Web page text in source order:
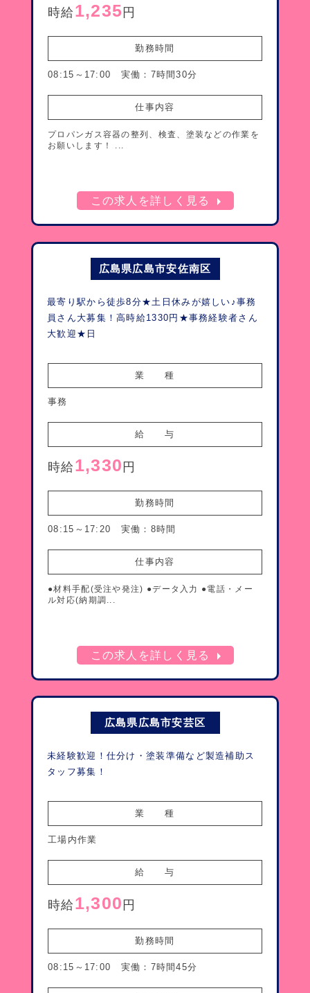
時給 1,235 円
勤務時間
08:15～17:00 実働：7時間30分
仕事内容
プロパンガス容器の整列、検査、塗装などの作業を
お願いします！ ...
この求人を詳しく見る arrow_right
広島県広島市安佐南区
最寄り駅から徒歩8分★土日休みが嬉しい♪事務
員さん大募集！高時給1330円★事務経験者さん
大歓迎★日
業　　種
事務
給　　与
時給 1,330 円
勤務時間
08:15～17:20 実働：8時間
仕事内容
●材料手配(受注や発注) ●データ入力 ●電話・メー
ル対応(納期調...
この求人を詳しく見る arrow_right
広島県広島市安芸区
未経験歓迎！仕分け・塗装準備など製造補助ス
タッフ募集！
業　　種
工場内作業
給　　与
時給 1,300 円
勤務時間
08:15～17:00 実働：7時間45分